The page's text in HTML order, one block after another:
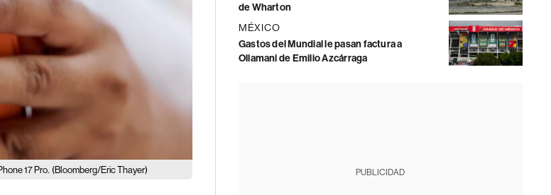
17 Pro. (Bloomberg/Eric Thayer)
de Wharton
MÉXICO
Gastos del Mundial le pasan factura a
Ollamani de Emilio Azcárraga
PUBLICIDAD